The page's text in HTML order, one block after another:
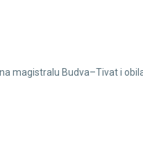
magistralu Budva–Tivat i